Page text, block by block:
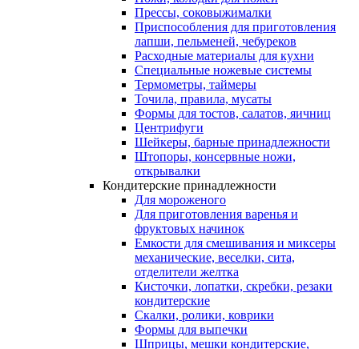
Прессы, соковыжималки
Приспособления для приготовления
лапши, пельменей, чебуреков
Расходные материалы для кухни
Специальные ножевые системы
Термометры, таймеры
Точила, правила, мусаты
Формы для тостов, салатов, яичниц
Центрифуги
Шейкеры, барные принадлежности
Штопоры, консервные ножи,
открывалки
Кондитерские принадлежности
Для мороженого
Для приготовления варенья и
фруктовых начинок
Емкости для смешивания и миксеры
механические, веселки, сита,
отделители желтка
Кисточки, лопатки, скребки, резаки
кондитерские
Скалки, ролики, коврики
Формы для выпечки
Шприцы, мешки кондитерские,